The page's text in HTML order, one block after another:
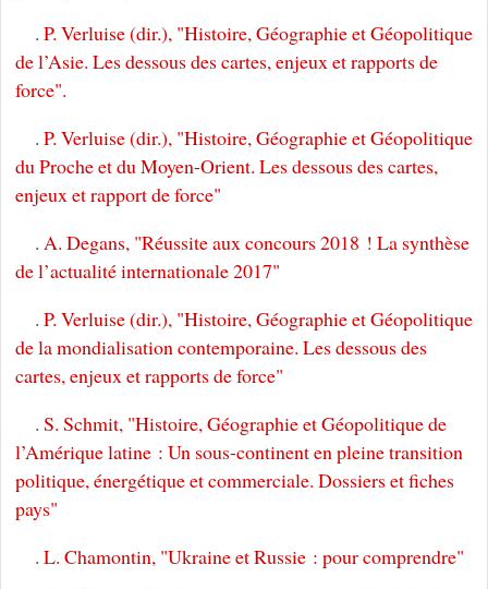
. P. Verluise (dir.), "Histoire, Géographie et Géopolitique
de l’Asie. Les dessous des cartes, enjeux et rapports de
force".
. P. Verluise (dir.), "Histoire, Géographie et Géopolitique
du Proche et du Moyen-Orient. Les dessous des cartes,
enjeux et rapport de force"
. A. Degans, "Réussite aux concours 2018 ! La synthèse
de l’actualité internationale 2017"
. P. Verluise (dir.), "Histoire, Géographie et Géopolitique
de la mondialisation contemporaine. Les dessous des
cartes, enjeux et rapports de force"
. S. Schmit, "Histoire, Géographie et Géopolitique de
l’Amérique latine : Un sous-continent en pleine transition
politique, énergétique et commerciale. Dossiers et fiches
pays"
. L. Chamontin, "Ukraine et Russie : pour comprendre"